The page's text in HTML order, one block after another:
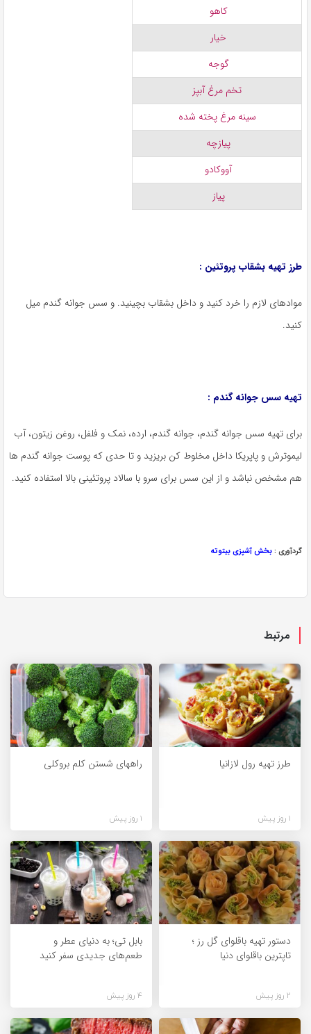
کاهو
خیار
گوجه
تخم مرغ آبپز
سینه مرغ پخته شده
پیازچه
آووکادو
پیاز
طرز تهیه بشقاب پروتئین :
موادهای لازم را خرد کنید و داخل بشقاب بچینید. و سس جوانه گندم میل
کنید.
تهیه سس جوانه گندم :
برای تهیه سس جوانه گندم، جوانه گندم، ارده، نمک و فلفل، روغن زیتون، آب
لیموترش و پاپریکا داخل مخلوط کن بریزید و تا حدی که پوست جوانه گندم ها
هم مشخص نباشد و از این سس برای سرو با سالاد پروتئینی بالا استفاده کنید.
گردآوری :بخش آشپزی بیتوته
مرتبط
طرز تهیه رول لازانیا
1 روز پیش
راههای شستن کلم بروکلی
1 روز پیش
دستور تهیه باقلوای گل رز ؛
تاپترین باقلوای دنیا
2 روز پیش
بابل تی؛ به دنیای عطر و
طعم‌های جدیدی سفر کنید
4 روز پیش